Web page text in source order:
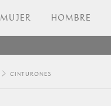
MUJER HOMBRE
CINTURONES